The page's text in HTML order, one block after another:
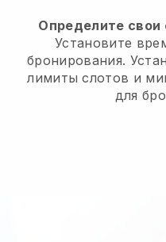
Определите свои
Установите
бронирования.
лимиты слотов и
для